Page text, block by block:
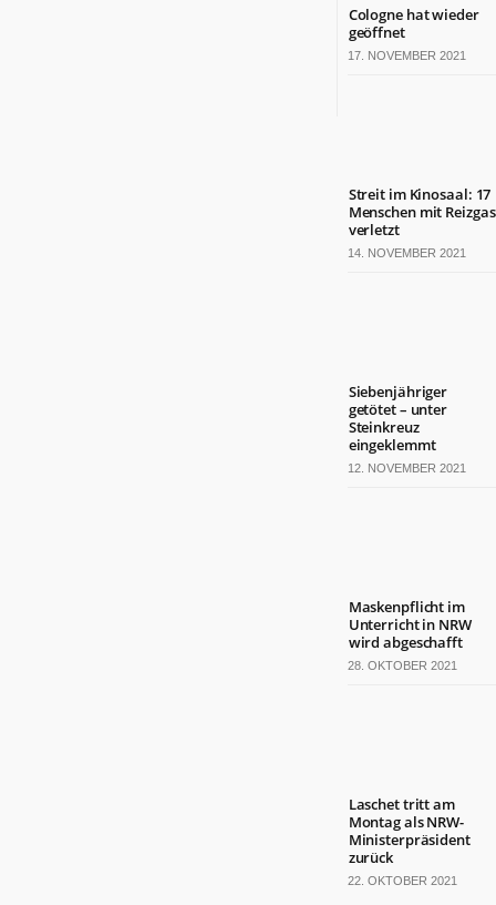
Cologne hat wieder
geöffnet
17. NOVEMBER 2021
Streit im Kinosaal: 17
Menschen mit Reizgas
verletzt
14. NOVEMBER 2021
Siebenjähriger
getötet – unter
Steinkreuz
eingeklemmt
12. NOVEMBER 2021
Maskenpflicht im
Unterricht in NRW
wird abgeschafft
28. OKTOBER 2021
Laschet tritt am
Montag als NRW-
Ministerpräsident
zurück
22. OKTOBER 2021